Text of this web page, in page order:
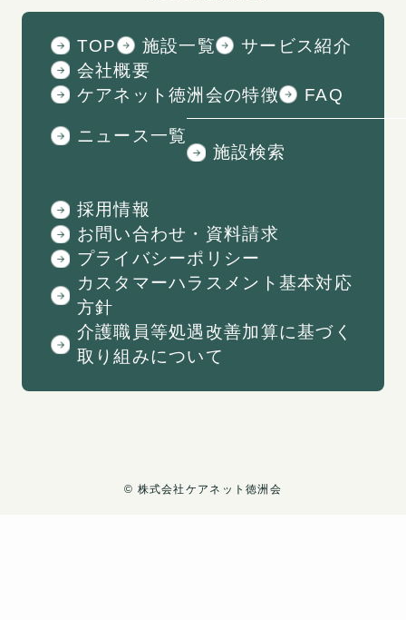
TOP 施設一覧
サービス紹介
会社概要
ケアネット徳洲会の特徴
FAQ
ニュース一覧
施設検索
採用情報
お問い合わせ・資料請求
プライバシーポリシー
カスタマーハラスメント基本対応
方針
介護職員等処遇改善加算に基づく
取り組みについて
© ︎株式会社ケアネット徳洲会